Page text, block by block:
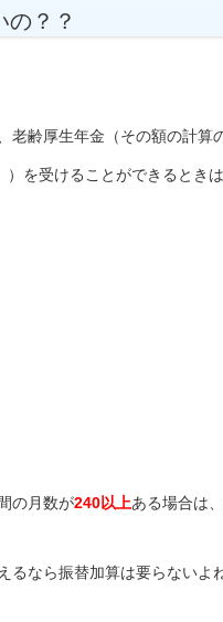
の？？
老齢厚生年金（その額の計
を受けることができるとき
の月数が240以上ある場合は
るなら振替加算は要らないよ